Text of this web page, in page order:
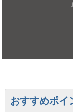
おすすめポイ